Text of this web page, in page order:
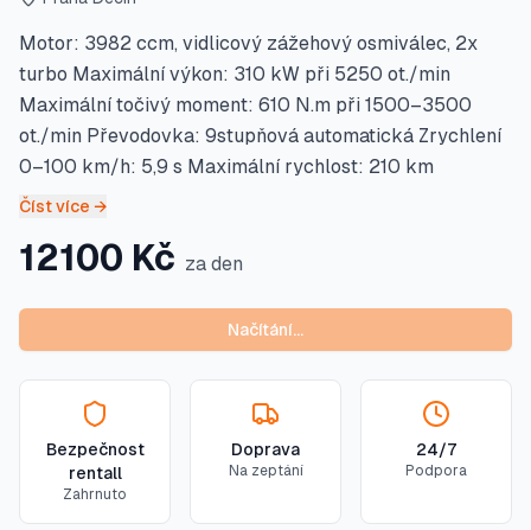
Motor: 3982 ccm, vidlicový zážehový osmiválec, 2x
turbo Maximální výkon: 310 kW při 5250 ot./min
Maximální točivý moment: 610 N.m při 1500–3500
ot./min Převodovka: 9stupňová automatická Zrychlení
0–100 km/h: 5,9 s Maximální rychlost: 210 km
Číst více →
12100 Kč za den
Načítání…
Bezpečnost
rentall
Zahrnuto
Doprava
Na zeptání
24/7
Podpora